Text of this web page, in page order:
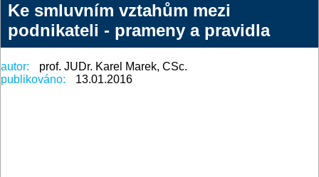
Ke smluvním vztahům mezi
podnikateli - prameny a pravidla
autor:
prof. JUDr. Karel Marek, CSc.
publikováno:
13.01.2016